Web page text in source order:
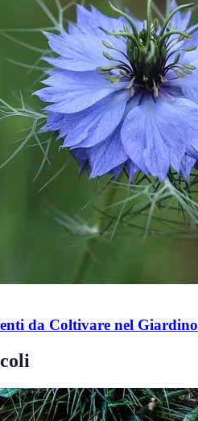
da Coltivare nel Giardino